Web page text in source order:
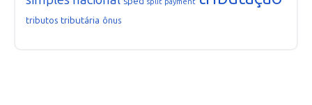
split payment
tributos tributária ônus